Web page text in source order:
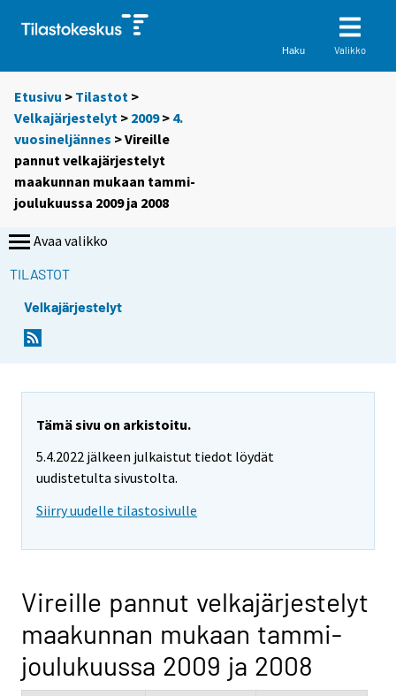
Haku Valikko
Etusivu > Tilastot >
Velkajärjestelyt > 2009> 4.
vuosineljännes > Vireille
pannut velkajärjestelyt
maakunnan mukaan tammi-
joulukuussa 2009 ja 2008
Avaa valikko
TILASTOT
Velkajärjestelyt
Tämä sivu on arkistoitu.
5.4.2022 jälkeen julkaistut tiedot löydät
uudistetulta sivustolta.
Siirry uudelle tilastosivulle
Vireille pannut velkajärjestelyt
maakunnan mukaan tammi-
joulukuussa 2009 ja 2008